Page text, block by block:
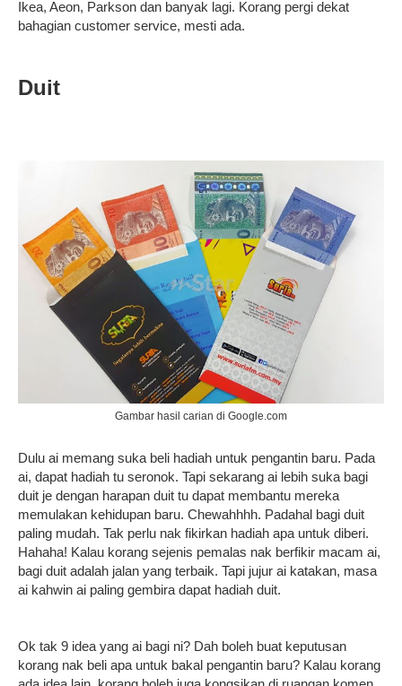
Ikea, Aeon, Parkson dan banyak lagi. Korang pergi dekat
bahagian customer service, mesti ada.
Duit
Gambar hasil carian di Google.com
Dulu ai memang suka beli hadiah untuk pengantin baru. Pada
ai, dapat hadiah tu seronok. Tapi sekarang ai lebih suka bagi
duit je dengan harapan duit tu dapat membantu mereka
memulakan kehidupan baru. Chewahhhh. Padahal bagi duit
paling mudah. Tak perlu nak fikirkan hadiah apa untuk diberi.
Hahaha! Kalau korang sejenis pemalas nak berfikir macam ai,
bagi duit adalah jalan yang terbaik. Tapi jujur ai katakan, masa
ai kahwin ai paling gembira dapat hadiah duit.
Ok tak 9 idea yang ai bagi ni? Dah boleh buat keputusan
korang nak beli apa untuk bakal pengantin baru? Kalau korang